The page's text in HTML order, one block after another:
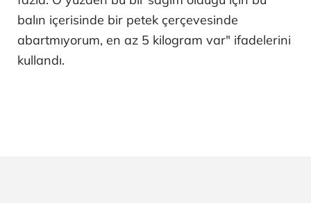
balın içerisinde bir petek çerçevesinde
abartmıyorum, en az 5 kilogram var" ifadelerini
kullandı.